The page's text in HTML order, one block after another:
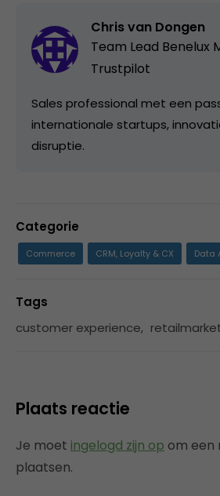
Chris van Dongen
Team Lead Benelux
Trustpilot
Sales professional met een
internationale startups,
disruptie.
Categorie
Commerce CRM, Loyalty & CX Data
Tags
customer experience,
Plaats reactie
Je moet ingelogd zijn op om een
plaatsen.